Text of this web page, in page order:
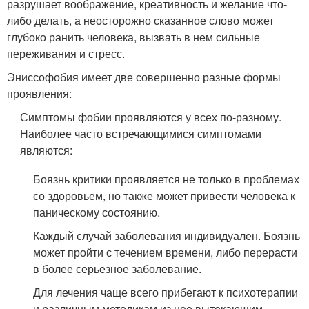
разрушает воображение, креативность и желание что-
либо делать, а неосторожно сказанное слово может
глубоко ранить человека, вызвать в нем сильные
переживания и стресс.
Эниссофобия имеет две совершенно разные формы
проявления:
Симптомы фобии проявляются у всех по-разному.
Наиболее часто встречающимися симптомами
являются:
Боязнь критики проявляется не только в проблемах
со здоровьем, но также может привести человека к
паническому состоянию.
Каждый случай заболевания индивидуален. Боязнь
может пройти с течением времени, либо перерасти
в более серьезное заболевание.
Для лечения чаще всего прибегают к психотерапии